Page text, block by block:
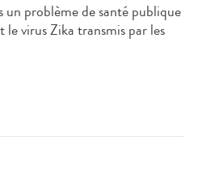
problème de santé publique
virus Zika transmis par les